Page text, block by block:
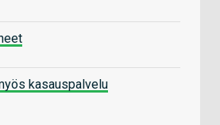
kasauspalvelu